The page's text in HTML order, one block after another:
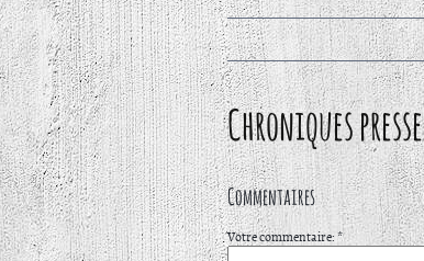
Chroniques presse
Commentaires
Votre commentaire: *